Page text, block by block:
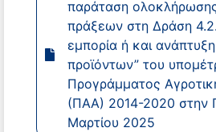
παράταση
πράξεων στη Δράση
εμπορία ή και
προϊόντων” του
Προγράμματος
(ΠΑΑ) 2014-2020 στην
Μαρτίου 2025